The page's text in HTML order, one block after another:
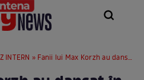
INTERN » Fanii lui Max Korzh au dansat în ploaie aseară! Imagini de senzație! Astăzi are loc concertul care a strâns mai mulți străini decât români